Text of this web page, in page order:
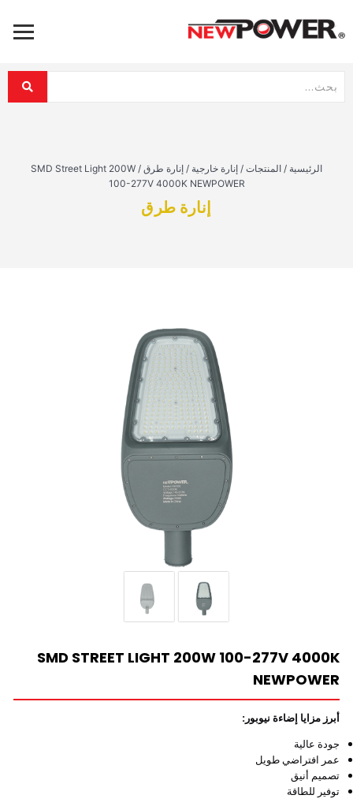
الرئيسية / المنتجات / إنارة خارجية / إنارة طرق /
SMD Street Light 200W
100-277V 4000K NEWPOWER
إنارة طرق
SMD STREET LIGHT 200W 100-277V 4000K
NEWPOWER
أبرز مزايا إضاءة نيوبور:
جودة عالية
عمر افتراضي طويل
تصميم أنيق
توفير للطاقة